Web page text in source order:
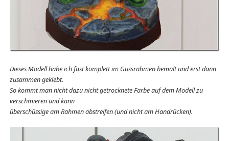
Dieses Modell habe ich fast komplett im Gussrahmen bemalt und erst dann
zusammen geklebt.
So kommt man nicht dazu nicht getrocknete Farbe auf dem Modell zu
verschmieren und kann
überschüssige am Rahmen abstreifen (und nicht am Handrücken).